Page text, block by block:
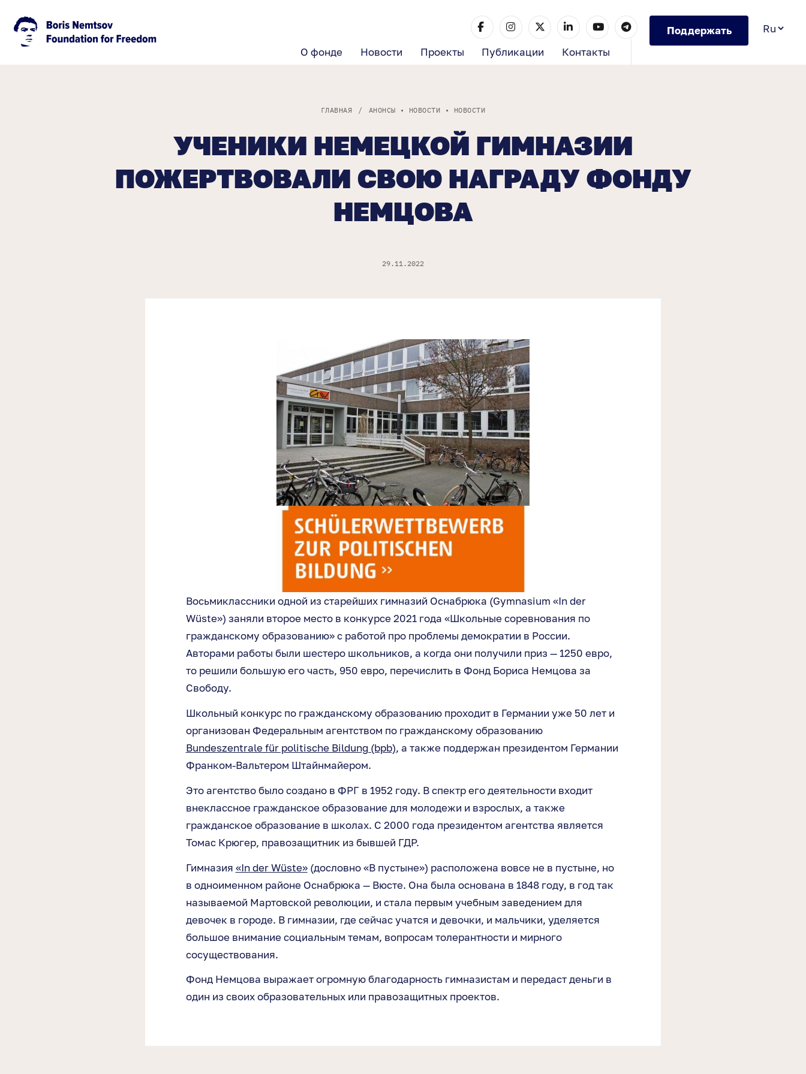
Поддержать
Контакты
Публикации
Проекты
Новости
О фонде
ГЛАВНАЯ / АНОНСЫ • НОВОСТИ • НОВОСТИ
УЧЕНИКИ НЕМЕЦКОЙ ГИМНАЗИИ
ПОЖЕРТВОВАЛИ СВОЮ НАГРАДУ ФОНДУ
НЕМЦОВА
29.11.2022
Восьмиклассники одной из старейших гимназий Оснабрюка (Gymnasium «In der
Wüste») заняли второе место в конкурсе 2021 года «Школьные соревнования по
гражданскому образованию» с работой про проблемы демократии в России.
Авторами работы были шестеро школьников, а когда они получили приз — 1250 евро,
то решили большую его часть, 950 евро, перечислить в Фонд Бориса Немцова за
Свободу.
Школьный конкурс по гражданскому образованию проходит в Германии уже 50 лет и
организован Федеральным агентством по гражданскому образованию
Bundeszentrale für politische Bildung (bpb), а также поддержан президентом Германии
Франком-Вальтером Штайнмайером.
Это агентство было создано в ФРГ в 1952 году. В спектр его деятельности входит
внеклассное гражданское образование для молодежи и взрослых, а также
гражданское образование в школах. С 2000 года президентом агентства является
Томас Крюгер, правозащитник из бывшей ГДР.
Гимназия «In der Wüste»(дословно «В пустыне») расположена вовсе не в пустыне, но
в одноименном районе Оснабрюка — Вюсте. Она была основана в 1848 году, в год так
называемой Мартовской революции, и стала первым учебным заведением для
девочек в городе. В гимназии, где сейчас учатся и девочки, и мальчики, уделяется
большое внимание социальным темам, вопросам толерантности и мирного
сосуществования.
Фонд Немцова выражает огромную благодарность гимназистам и передаст деньги в
один из своих образовательных или правозащитных проектов.